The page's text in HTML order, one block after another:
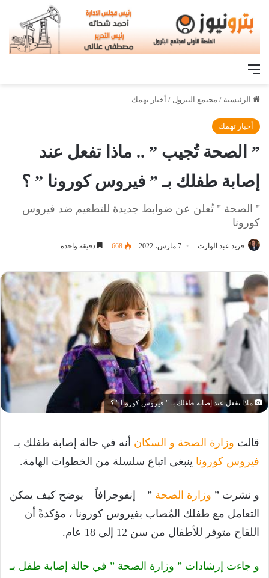
القائمة
الرئيسية / مجتمع البترول / أخبار تهمك
أخبار تهمك
” الصحة تُجيب ” .. ماذا تفعل عند
إصابة طفلك بـ ” فيروس كورونا ” ؟
" الصحة " تُعلن عن ضوابط جديدة للتطعيم ضد فيروس
كورونا
فريد عبد الوارث 7 مارس، 2022 668 دقيقة واحدة
ماذا تفعل عند إصابة طفلك بـ " فيروس كورونا " ؟
قالت وزارة الصحة و السكان أنه في حالة إصابة طفلك بـ
فيروس كورونا ينبغى اتباع سلسلة من الخطوات الهامة.
و نشرت ” وزارة الصحة ” – إنفوجرافاً – يوضح كيف يمكن
التعامل مع طفلك المُصاب بفيروس كورونا ، مؤكدةً أن
اللقاح متوفر للأطفال من سن 12 إلى 18 عام.
و جاءت إرشادات ” وزارة الصحة ” في حالة إصابة طفل بـ